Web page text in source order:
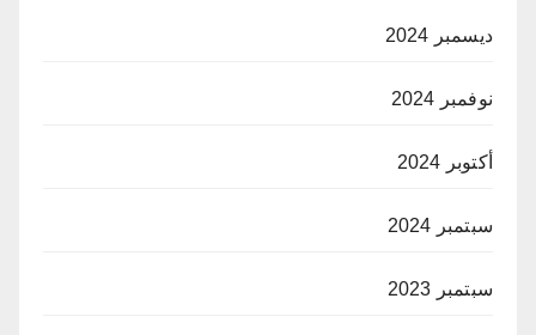
ديسمبر 2024
نوفمبر 2024
أكتوبر 2024
سبتمبر 2024
سبتمبر 2023